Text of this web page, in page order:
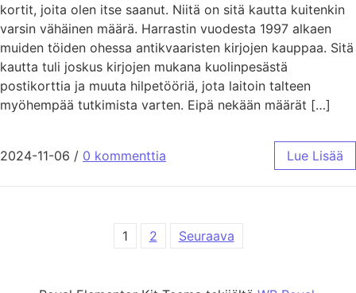
kortit, joita olen itse saanut. Niitä on sitä kautta kuitenkin
varsin vähäinen määrä. Harrastin vuodesta 1997 alkaen
muiden töiden ohessa antikvaaristen kirjojen kauppaa. Sitä
kautta tuli joskus kirjojen mukana kuolinpesästä
postikorttia ja muuta hilpetööriä, jota laitoin talteen
myöhempää tutkimista varten. Eipä nekään määrät […]
2024-11-06 / 0 kommenttia Lue Lisää
Artikkelien sivutus
1 2 Seuraava